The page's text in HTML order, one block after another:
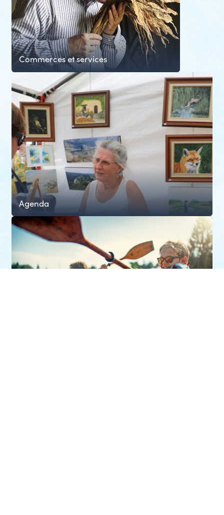
Commerces et services
Agenda